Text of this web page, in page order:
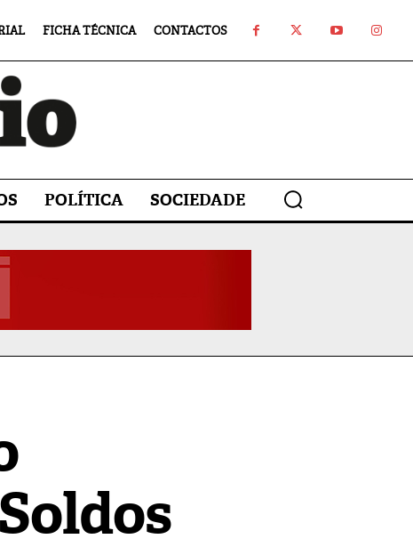
FICHA TÉCNICA CONTACTOS
POLÍTICA SOCIEDADE